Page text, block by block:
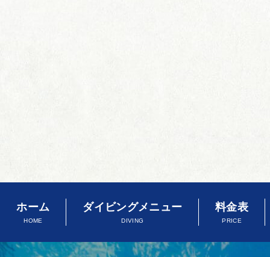
ホーム
HOME
ダイビングメニュー
DIVING
料金表
PRICE